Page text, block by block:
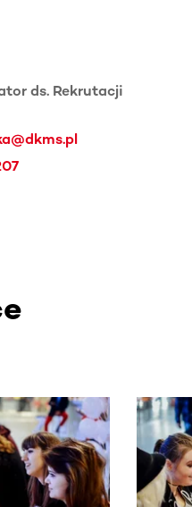
ds. Rekrutacji
w poziomie. Użyj